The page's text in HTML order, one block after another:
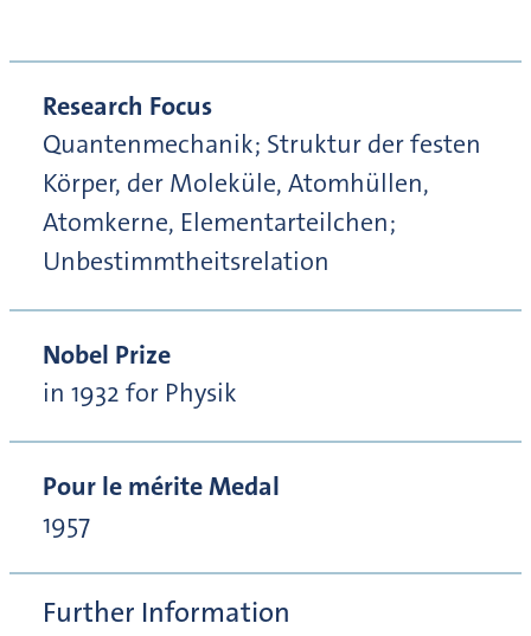
Research Focus
Quantenmechanik; Struktur der festen
Körper, der Moleküle, Atomhüllen,
Atomkerne, Elementarteilchen;
Unbestimmtheitsrelation
Nobel Prize
in 1932 for Physik
Pour le mérite Medal
1957
Further Information